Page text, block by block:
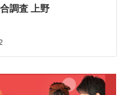
調査 上野